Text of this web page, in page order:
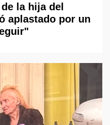
la hija del
aplastado por un